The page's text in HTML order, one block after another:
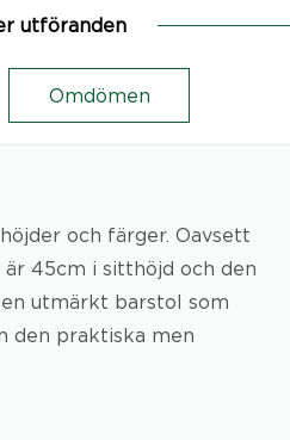
utföranden
Omdömen
och färger. Oavsett
är 45cm i sitthöjd och den
utmärkt barstol som
den praktiska men